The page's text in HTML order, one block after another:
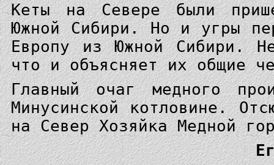
Кеты на Севере были
Южной Сибири. Но и угры
Европу из Южной Сибири.
что и объясняет их общие
Главный очаг медного
Минусинской котловине.
на Север Хозяйка Медной